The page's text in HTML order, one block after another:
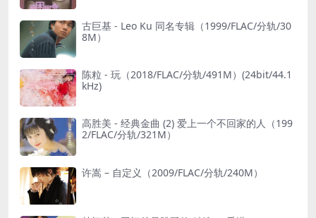
古巨基 - Leo Ku 同名专辑（1999/FLAC/分轨/30
8M）
陈粒 - 玩（2018/FLAC/分轨/491M）(24bit/44.1
kHz)
高胜美 - 经典金曲 (2) 爱上一个不回家的人（199
2/FLAC/分轨/321M）
许嵩 – 自定义（2009/FLAC/分轨/240M）